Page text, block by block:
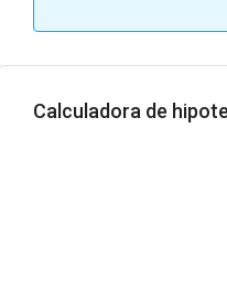
Calculadora de